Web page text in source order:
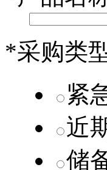
乐
*采购类
紧
近
储